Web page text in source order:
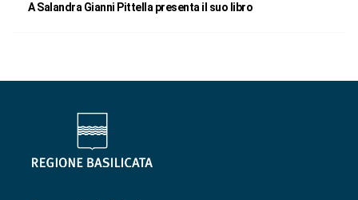
A Salandra Gianni Pittella presenta il suo libro